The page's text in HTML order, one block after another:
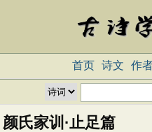
首页 诗文 作
颜氏家训·止足篇